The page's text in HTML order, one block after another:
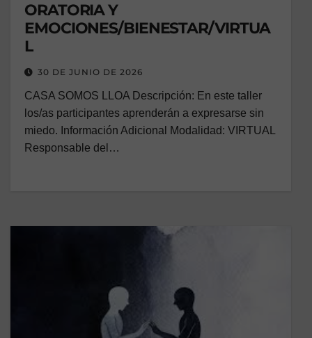
ORATORIA Y
EMOCIONES/BIENESTAR/VIRTUA
L
30 DE JUNIO DE 2026
CASA SOMOS LLOA Descripción: En este taller
los/as participantes aprenderán a expresarse sin
miedo. Información Adicional Modalidad: VIRTUAL
Responsable del…